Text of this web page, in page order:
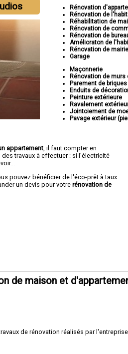
Rénovation
Rénovation de
Réhabilitation de
Rénovation de
Rénovation de
Amélioraton de
Rénovation de mairie
Garage
Maçonnerie
Rénovation de murs
Parement de briques
Enduits de
Peinture extérieure
Ravalement
Jointoiement de
Pavage extérieur
appartement , il faut compter en
des travaux à effectuer : si l'électricité
pouvez bénéficier de l'éco-prêt à taux
un devis pour votre rénovation de
de maison et
de rénovation réalisés par